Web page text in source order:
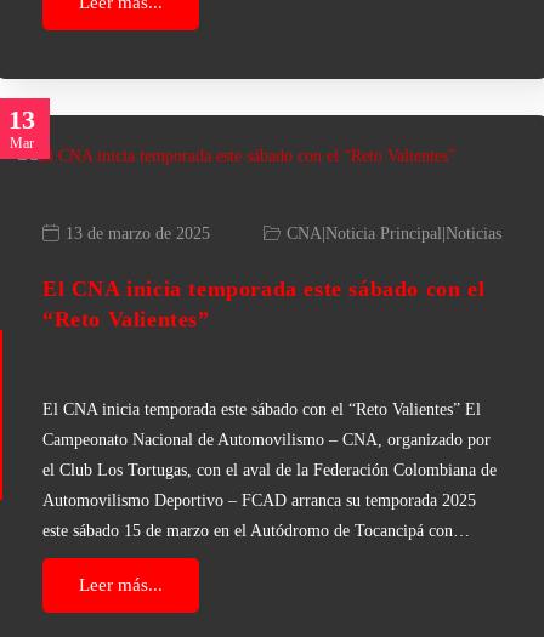
13
Mar
13 de marzo de 2025 CNA Noticia Principal Noticias
El CNA inicia temporada este sábado con el
“Reto Valientes”
El CNA inicia temporada este sábado con el “Reto Valientes” El
Campeonato Nacional de Automovilismo – CNA, organizado por
el Club Los Tortugas, con el aval de la Federación Colombiana de
Automovilismo Deportivo – FCAD arranca su temporada 2025
este sábado 15 de marzo en el Autódromo de Tocancipá con…
Leer más...